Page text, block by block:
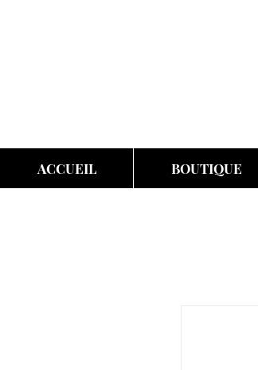
ACCUEIL BOUTIQUE